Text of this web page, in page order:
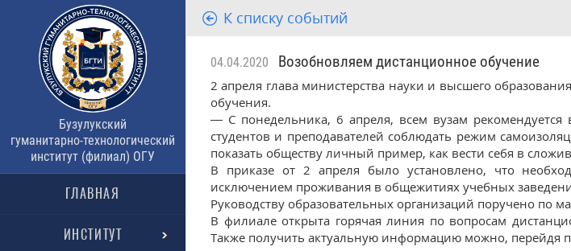
Бузулукский
гуманитарно-технологический
институт (филиал) ОГУ
ГЛАВНАЯ
ИНСТИТУТ
К списку событий
04.04.2020 Возобновляем дистанционное обучение
2 апреля глава министерства науки и высшего
обучения.
— С понедельника, 6 апреля, всем вузам
студентов и преподавателей соблюдать режим
показать обществу личный пример, как вести себя в
В приказе от 2 апреля было установлено, что
исключением проживания в общежитиях учебных
Руководству образовательных организаций поручено по
В филиале открыта горячая линия по вопросам
Также получить актуальную информацию можно, перейдя